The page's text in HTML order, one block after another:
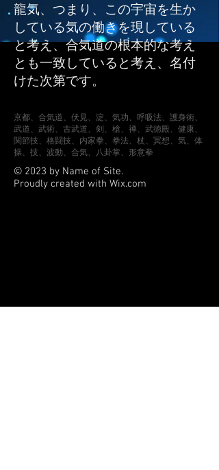
龍気、つまり、この宇宙を生か
している気の働きを現している
と考え、合気道の根本的な考え
とも一致していると考え、名付
けた次第です。
京都、合気道、伏見、淀、気功、呼吸法、護身術、
武道、武術、古武道、剣、槍、禅、武徳殿、健康、
関節技、格闘技、内家拳、拳法、杖、冥想、気、体
操、技、波動、合気、八卦掌、形意拳
© 2023 by Name of Site.
Proudly created with Wix.com